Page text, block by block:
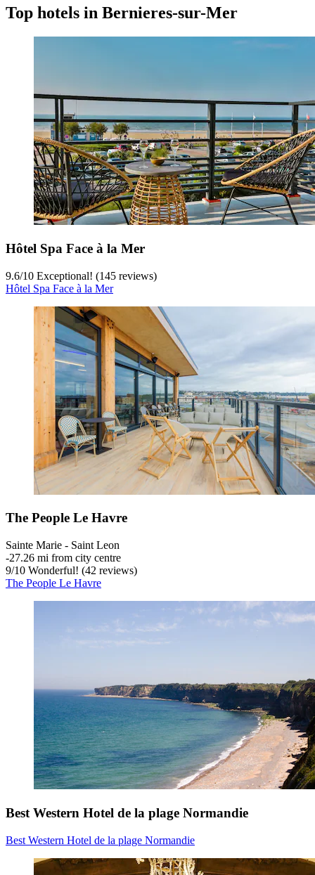
Top hotels in Bernieres-sur-Mer
Hôtel Spa Face à la Mer
9.6/10 Exceptional! (145 reviews)
Hôtel Spa Face à la Mer
The People Le Havre
Sainte Marie - Saint Leon
‐27.26 mi from city centre
9/10 Wonderful! (42 reviews)
The People Le Havre
Best Western Hotel de la plage Normandie
Best Western Hotel de la plage Normandie